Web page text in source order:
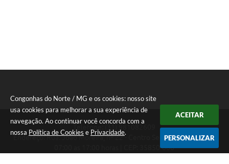
Congonhas do Norte / MG e os cookies: nosso site
usa cookies para melhorar a sua experiência de
navegação. Ao continuar você concorda com a
nossa Política de Cookies e Privacidade.
ACEITAR
PERSONALIZAR
Endereço: Rua: João Moreira, nº 22 - Centro Segunda a Sexta das
07:00 as 17:00 horas | CEP: 35850-000